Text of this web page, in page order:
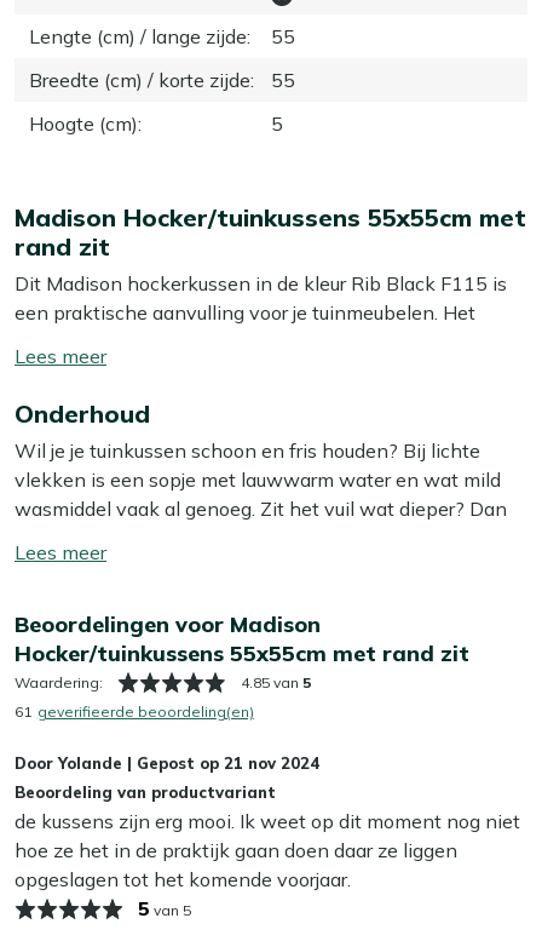
Lengte (cm) / lange zijde:
55
Breedte (cm) / korte zijde:
55
Hoogte (cm): 5
Madison Hocker/tuinkussens 55x55cm met
rand zit
Dit Madison hockerkussen in de kleur Rib Black F115 is
een praktische aanvulling voor je tuinmeubelen. Het
als tuinstoelen. De stevige vulling zorgt voor een
touch geeft. Dit kussen past perfect bij verschillende
stijlen en biedt je net dat beetje extra comfort tijdens het
loungen in de tuin.
Bekijk meer Tuinkussens
Toon/verberg
meer
Onderhoud
Wil je je tuinkussen schoon en fris houden? Bij lichte
vlekken is een sopje met lauwwarm water en wat mild
wasmiddel vaak al genoeg. Zit het vuil wat dieper? Dan
hardnekkige vlekken los te krijgen zonder de stof aan te
schaduw laat opdrogen, zo voorkom je dat de kleur
terugloopt.
Wil je het jezelf nog makkelijker maken? Dan is het slim
Kees Smit Textiel & Rope beschermer. Deze maakt je
kussens water- en vuilafstotend, zodat ze langer schoon
blijven. Dat bespaart je weer schoonmaakwerk!
Kan ik mijn tuinkussens het hele jaar buiten
laten liggen?
Toon/verberg
Beoordelingen voor Madison
Hocker/tuinkussens 55x55cm met rand zit
Waardering: 4.85 van 5
61 geverifieerde beoordeling(en)
Door Yolande | Gepost op 21 nov 2024
Beoordeling van productvariant
de kussens zijn erg mooi. Ik weet op dit moment nog niet
hoe ze het in de praktijk gaan doen daar ze liggen
opgeslagen tot het komende voorjaar.
5 van 5